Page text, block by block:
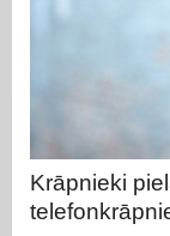
Krāpnieki